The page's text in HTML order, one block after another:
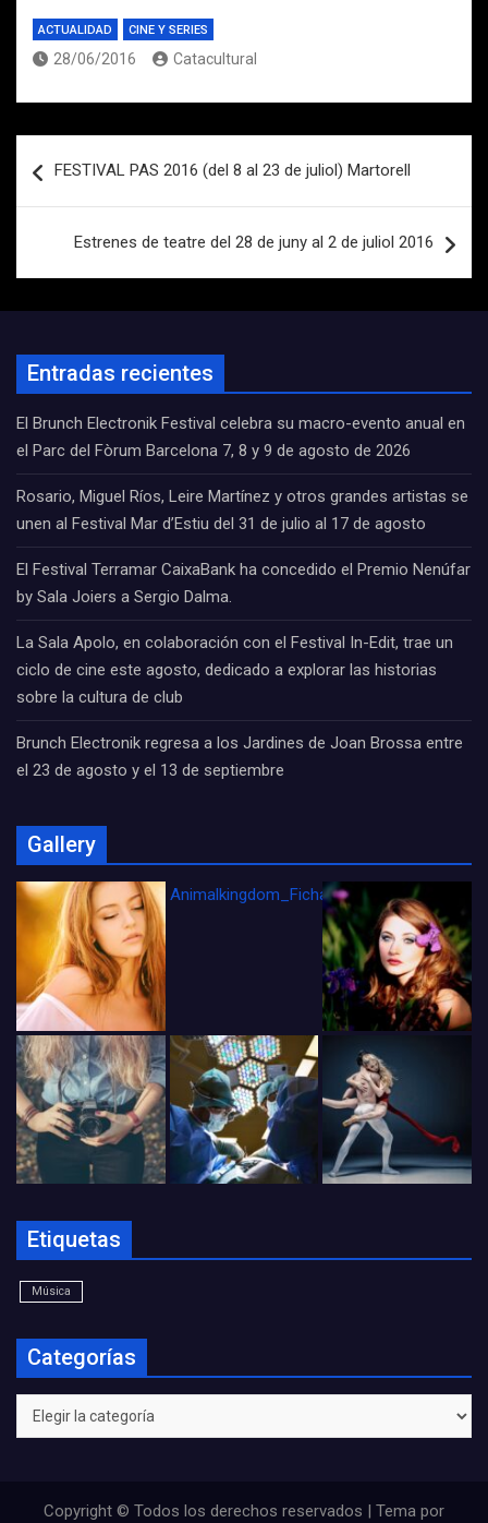
ACTUALIDAD CINE Y SERIES
28/06/2016 Catacultural
de
FESTIVAL PAS 2016 (del 8 al 23 de juliol) Martorell
Estrenes de teatre del 28 de juny al 2 de juliol 2016
Entradas recientes
El Brunch Electronik Festival celebra su macro-evento anual en
el Parc del Fòrum Barcelona 7, 8 y 9 de agosto de 2026
Rosario, Miguel Ríos, Leire Martínez y otros grandes artistas se
unen al Festival Mar d’Estiu del 31 de julio al 17 de agosto
El Festival Terramar CaixaBank ha concedido el Premio Nenúfar
by Sala Joiers a Sergio Dalma.
La Sala Apolo, en colaboración con el Festival In-Edit, trae un
ciclo de cine este agosto, dedicado a explorar las historias
sobre la cultura de club
Brunch Electronik regresa a los Jardines de Joan Brossa entre
el 23 de agosto y el 13 de septiembre
Gallery
Animalkingdom_FichaCine
Etiquetas
Música
Categorías
Categorías
Copyright © Todos los derechos reservados | Tema por